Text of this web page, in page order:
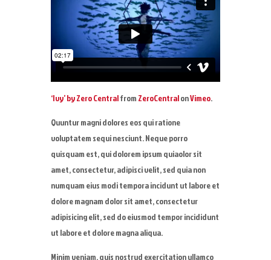
‘Ivy’ by Zero Centralfrom ZeroCentralonVimeo.
Quuntur magni dolores eos qui ratione
voluptatem sequi nesciunt. Neque porro
quisquam est, qui dolorem ipsum quiaolor sit
amet, consectetur, adipisci velit, sed quia non
numquam eius modi tempora incidunt ut labore et
dolore magnam dolor sit amet, consectetur
adipisicing elit, sed do eiusmod tempor incididunt
ut labore et dolore magna aliqua.
Minim veniam, quis nostrud exercitation ullamco